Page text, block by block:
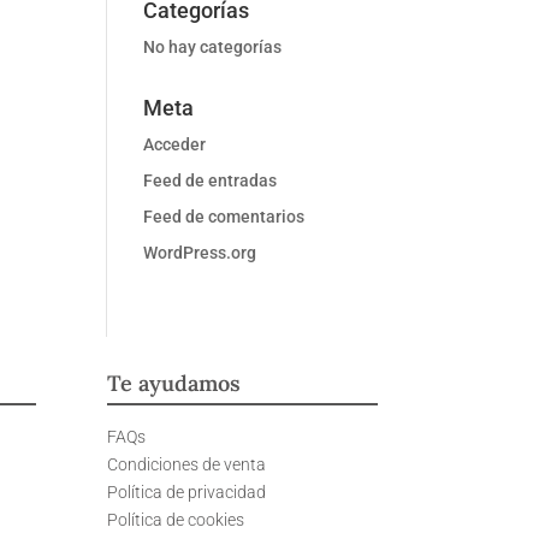
Categorías
No hay categorías
Meta
Acceder
Feed de entradas
Feed de comentarios
WordPress.org
Te ayudamos
FAQs
Condiciones de venta
Política de privacidad
Política de cookies